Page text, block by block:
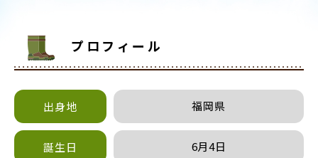
プロフィール
出身地 福岡県
誕生日 6月4日